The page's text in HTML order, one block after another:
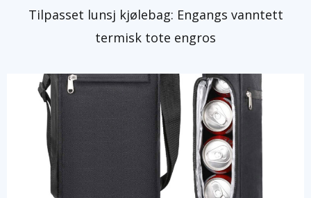
Tilpasset lunsj kjølebag: Engangs vanntett
termisk tote engros